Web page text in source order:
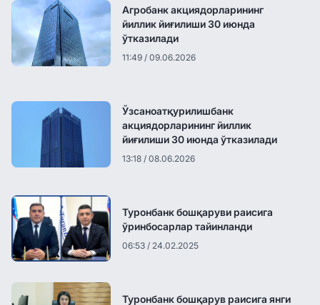
Агробанк акциядорларининг
йиллик йиғилиши 30 июнда
ўтказилади
11:49 / 09.06.2026
Ўзсаноатқурилишбанк
акциядорларининг йиллик
йиғилиши 30 июнда ўтказилади
13:18 / 08.06.2026
Туронбанк бошқаруви раисига
ўринбосарлар тайинланди
06:53 / 24.02.2025
Туронбанк бошқарув раисига янги